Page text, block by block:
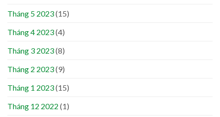
Tháng 5 2023(15)
Tháng 4 2023(4)
Tháng 3 2023(8)
Tháng 2 2023(9)
Tháng 1 2023(15)
Tháng 12 2022 (1)